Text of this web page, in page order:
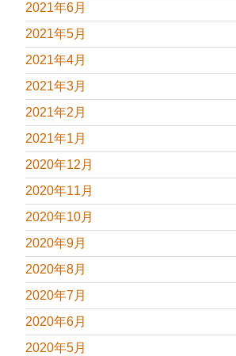
2021年6月
2021年5月
2021年4月
2021年3月
2021年2月
2021年1月
2020年12月
2020年11月
2020年10月
2020年9月
2020年8月
2020年7月
2020年6月
2020年5月